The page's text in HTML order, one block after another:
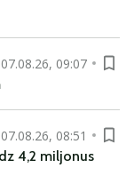
07.08.26, 09:07
07.08.26, 08:51
4,2 miljonus